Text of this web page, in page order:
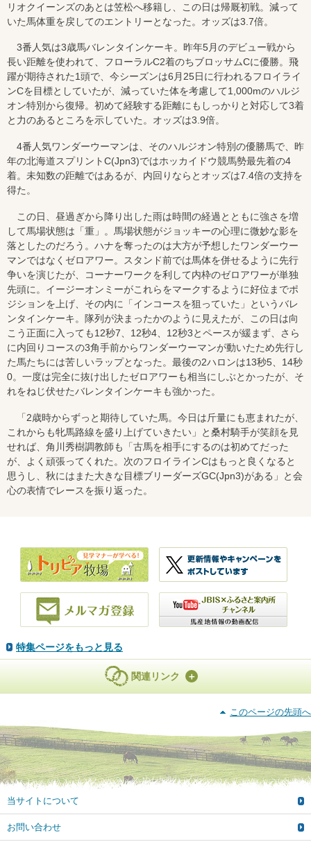
リオクイーンズのあとは笠松へ移籍し、この日は帰厩初戦。減って
いた馬体重を戻してのエントリーとなった。オッズは3.7倍。
3番人気は3歳馬バレンタインケーキ。昨年5月のデビュー戦から
長い距離を使われて、フローラルC2着のちブロッサムCに優勝。飛
躍が期待された1頭で、今シーズンは6月25日に行われるフロイライ
ンCを目標としていたが、減っていた体を考慮して1,000mのハルジ
オン特別から復帰。初めて経験する距離にもしっかりと対応して3着
と力のあるところを示していた。オッズは3.9倍。
4番人気ワンダーウーマンは、そのハルジオン特別の優勝馬で、昨
年の北海道スプリントC(Jpn3)ではホッカイドウ競馬勢最先着の4
着。未知数の距離ではあるが、内回りならとオッズは7.4倍の支持を
得た。
この日、昼過ぎから降り出した雨は時間の経過とともに強さを増
して馬場状態は「重」。馬場状態がジョッキーの心理に微妙な影を
落としたのだろう。ハナを奪ったのは大方が予想したワンダーウー
マンではなくゼロアワー。スタンド前では馬体を併せるように先行
争いを演じたが、コーナーワークを利して内枠のゼロアワーが単独
先頭に。イージーオンミーがこれらをマークするように好位までポ
ジションを上げ、その内に「インコースを狙っていた」というバレ
ンタインケーキ。隊列が決まったかのように見えたが、この日は向
こう正面に入っても12秒7、12秒4、12秒3とペースが緩まず、さら
に内回りコースの3角手前からワンダーウーマンが動いたため先行し
た馬たちには苦しいラップとなった。最後の2ハロンは13秒5、14秒
0。一度は完全に抜け出したゼロアワーも相当にしぶとかったが、そ
れをねじ伏せたバレンタインケーキも強かった。
「2歳時からずっと期待していた馬。今日は斤量にも恵まれたが、
これからも牝馬路線を盛り上げていきたい」と桑村騎手が笑顔を見
せれば、角川秀樹調教師も「古馬を相手にするのは初めてだった
が、よく頑張ってくれた。次のフロイラインCはもっと良くなると
思うし、秋にはまた大きな目標ブリーダーズGC(Jpn3)がある」と会
心の表情でレースを振り返った。
特集ページをもっと見る
関連リンク
このページの先頭へ
当サイトについて
お問い合わせ